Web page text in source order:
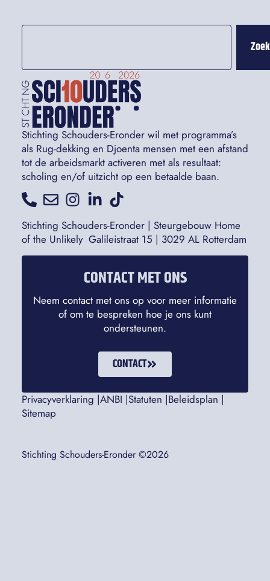
Stichting Schouders-Eronder wil met programma’s
als Rug-dekking en Djoenta mensen met een afstand
tot de arbeidsmarkt activeren met als resultaat:
scholing en/of uitzicht op een betaalde baan.
Stichting Schouders-Eronder | Steurgebouw Home
of the Unlikely Galileistraat 15 | 3029 AL Rotterdam
CONTACT MET ONS
Neem contact met ons op voor meer informatie
of om te bespreken hoe je ons kunt
ondersteunen.
CONTACT
Privacyverklaring |ANBI |Statuten |Beleidsplan |
Sitemap
Stichting Schouders-Eronder ©2026